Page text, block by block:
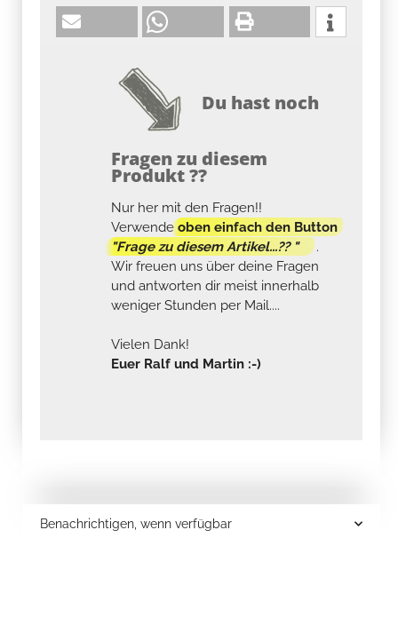
Du hast noch
Fragen zu diesem
Produkt ??
Nur her mit den Fragen!!
Verwendeoben einfach den Button
"Frage zu diesem Artikel...?? "
.
Wir freuen uns über deine Fragen
und antworten dir meist innerhalb
weniger Stunden per Mail....
Vielen Dank!
Euer Ralf und Martin :-)
Benachrichtigen, wenn verfügbar